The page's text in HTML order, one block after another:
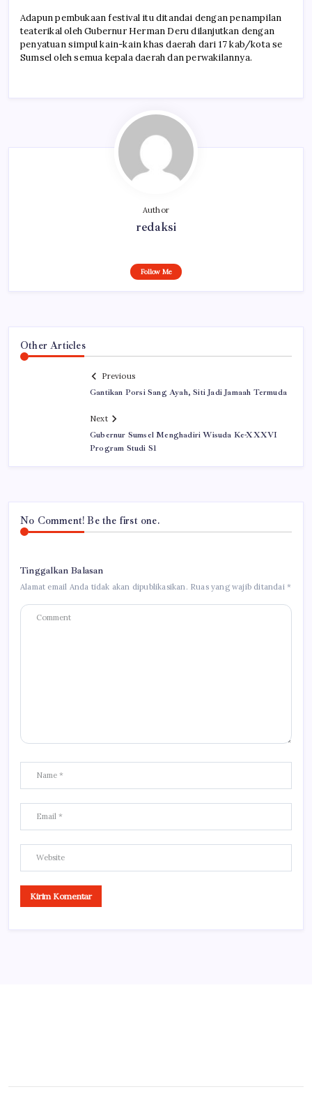
Adapun pembukaan festival itu ditandai dengan penampilan
teaterikal oleh Gubernur Herman Derudilanjutkan dengan
penyatuan simpul kain-kain khas daerah dari 17 kab/kota se
Sumsel oleh semua kepala daerah dan perwakilannya.
Author
redaksi
Follow Me
Other Articles
Previous
Gantikan Porsi Sang Ayah, Siti Jadi Jamaah Termuda
Next
Gubernur Sumsel Menghadiri Wisuda Ke-XXXVI
Program Studi S1
No Comment! Be the first one.
Tinggalkan Balasan
Alamat email Anda tidak akan dipublikasikan. Ruas yang wajib ditandai*